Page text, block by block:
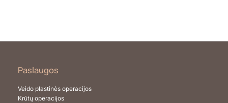
Paslaugos
Veido plastinės operacijos
Krūtų operacijos